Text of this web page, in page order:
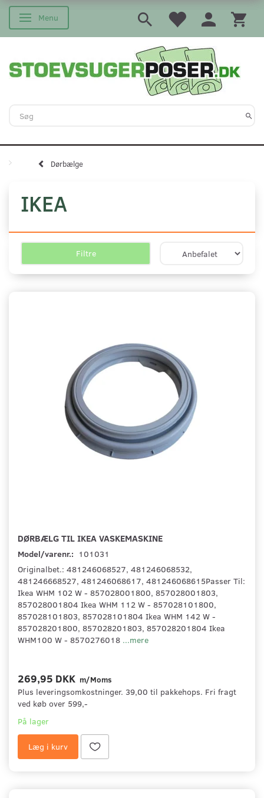
Skifte navigation
Menu
Dørbælge
IKEA
Filtre
DØRBÆLG TIL IKEA VASKEMASKINE
Model/varenr.: 101031
Originalbet.: 481246068527, 481246068532,
481246668527, 481246068617, 481246068615Passer Til:
Ikea WHM 102 W - 857028001800, 857028001803,
857028001804 Ikea WHM 112 W - 857028101800,
857028101803, 857028101804 Ikea WHM 142 W -
857028201800, 857028201803, 857028201804 Ikea
WHM100 W - 8570276018 ...mere
269,95 DKK m/Moms
Plus leveringsomkostninger. 39,00 til pakkehops. Fri fragt
ved køb over 599,-
På lager
Læg i kurv